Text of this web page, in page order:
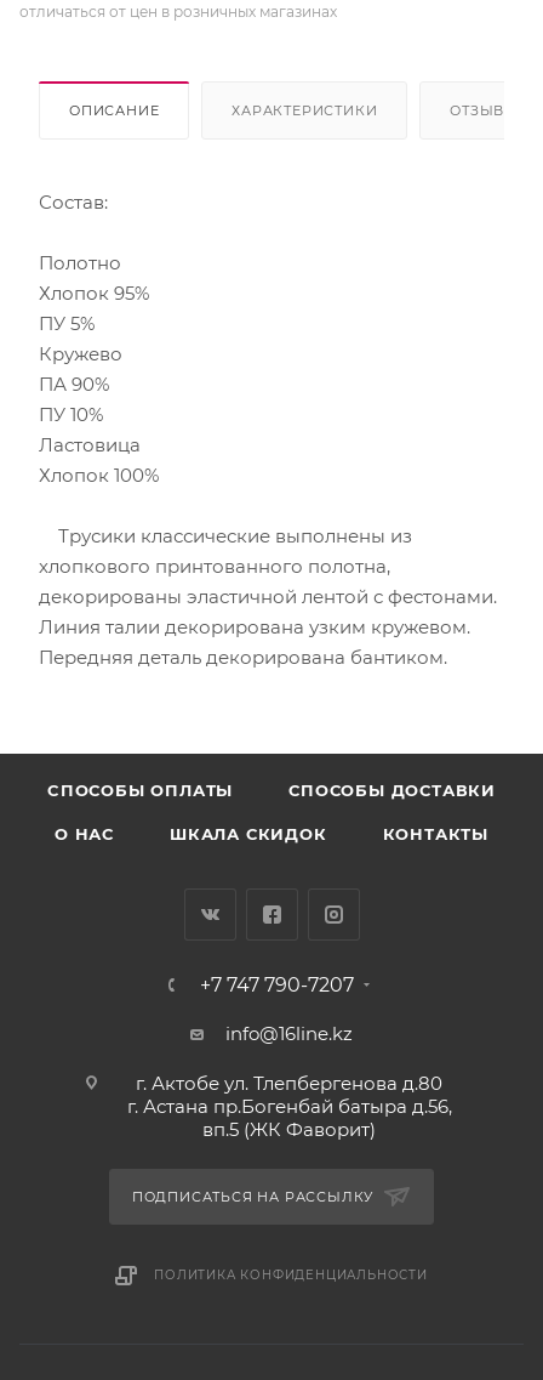
отличаться от цен в розничных магазинах
ОПИСАНИЕ ХАРАКТЕРИСТИКИ ОТЗЫВЫ
Состав:
Полотно
Хлопок 95%
ПУ 5%
Кружево
ПА 90%
ПУ 10%
Ластовица
Хлопок 100%
Трусики классические выполнены из
хлопкового принтованного полотна,
декорированы эластичной лентой с фестонами.
Линия талии декорирована узким кружевом.
Передняя деталь декорирована бантиком.
CПОСОБЫ ОПЛАТЫ СПОСОБЫ ДОСТАВКИ
О НАС ШКАЛА СКИДОК КОНТАКТЫ
+7 747 790-7207
info@16line.kz
г. Актобе ул. Тлепбергенова д.80
г. Астана пр.Богенбай батыра д.56,
вп.5 (ЖК Фаворит)
ПОДПИСАТЬСЯ НА РАССЫЛКУ
ПОЛИТИКА КОНФИДЕНЦИАЛЬНОСТИ